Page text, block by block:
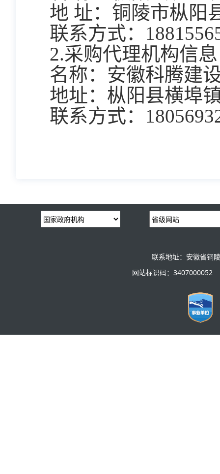
地 址：铜陵市枞阳
联系方式：
2.采购代理机构信息
名称： 安徽科腾建
地址： 枞阳县横埠
联系方式：
联系地址：安徽省铜
网站标识码：3407000052